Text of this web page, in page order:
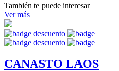
También te puede interesar
Ver más
CANASTO LAOS